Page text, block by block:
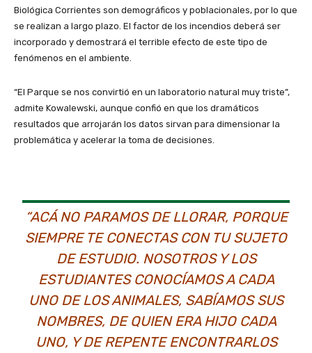
Biológica Corrientes son demográficos y poblacionales, por lo que
se realizan a largo plazo. El factor de los incendios deberá ser
incorporado y demostrará el terrible efecto de este tipo de
fenómenos en el ambiente.
“El Parque se nos convirtió en un laboratorio natural muy triste”,
admite Kowalewski, aunque confió en que los dramáticos
resultados que arrojarán los datos sirvan para dimensionar la
problemática y acelerar la toma de decisiones.
“ACÁ NO PARAMOS DE LLORAR, PORQUE
SIEMPRE TE CONECTAS CON TU SUJETO
DE ESTUDIO. NOSOTROS Y LOS
ESTUDIANTES CONOCÍAMOS A CADA
UNO DE LOS ANIMALES, SABÍAMOS SUS
NOMBRES, DE QUIEN ERA HIJO CADA
UNO, Y DE REPENTE ENCONTRARLOS